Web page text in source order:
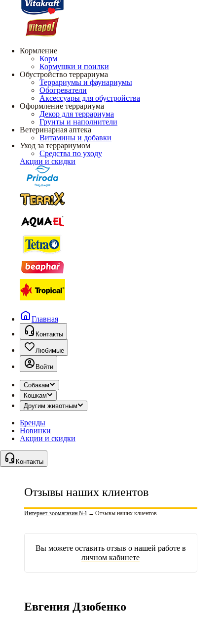
Кормление
Корм
Кормушки и поилки
Обустройство террариума
Террариумы и фаунариумы
Обогреватели
Аксессуары для обустройства
Оформление террариума
Декор для террариума
Грунты и наполнители
Ветеринарная аптека
Витамины и добавки
Уход за террариумом
Средства по уходу
Акции и скидки
Главная
Контакты
Любимые
Войти
Собакам
Кошкам
Другим животным
Бренды
Новинки
Акции и скидки
Контакты
Отзывы наших клиентов
Интернет-зоомагазин №1 → Отзывы наших клиентов
Вы можете оставить отзыв о нашей работе в
личном кабинете
Евгения Дзюбенко